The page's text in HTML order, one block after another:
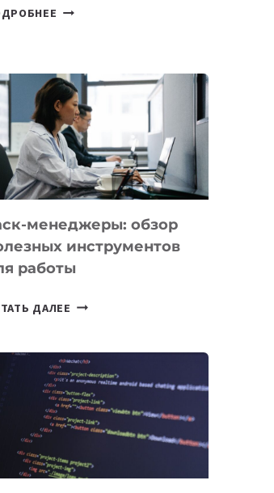
ДЖЕФФ
PROMETHEUS
ДЛЯ
СОЗДАНИЯ
«ИСКУССТВЕННОГО
ИНЖЕНЕРА»
менеджеры: обзор
инструментов
работы
ДАЛЕЕ ТАСК-
ПОЛЕЗНЫХ
ИНСТРУМЕНТОВ
ДЛЯ
РАБОТЫ